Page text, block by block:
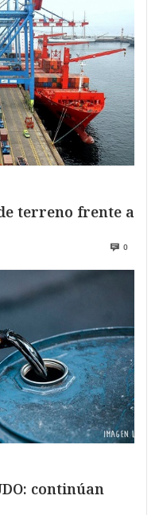
terreno frente a
0
continúan